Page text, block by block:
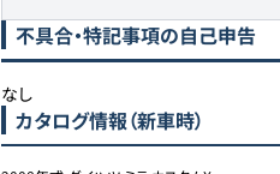
不具合・特記事項の自己申告
なし
カタログ情報（新車時）